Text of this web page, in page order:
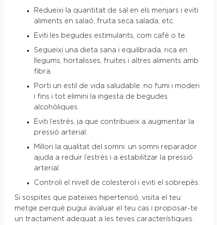
Redueixi la quantitat de sal en els menjars i eviti
aliments en salaó, fruita seca salada, etc.
Eviti les begudes estimulants, com cafè o te.
Segueixi una dieta sana i equilibrada, rica en
llegums, hortalisses, fruites i altres aliments amb
fibra.
Porti un estil de vida saludable: no fumi i moderi
i fins i tot elimini la ingesta de begudes
alcohòliques.
Eviti l’estrès, ja que contribueix a augmentar la
pressió arterial.
Millori la qualitat del somni: un somni reparador
ajuda a reduir l’estrès i a estabilitzar la pressió
arterial.
Controli el nivell de colesterol i eviti el sobrepès.
Si sospites que pateixes hipertensió, visita el teu
metge perquè pugui avaluar el teu cas i proposar-te
un tractament adequat a les teves característiques.